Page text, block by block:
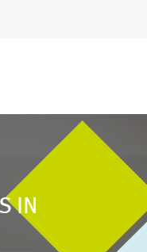
IN